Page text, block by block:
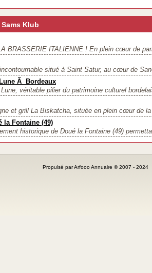
Klub
BRASSERIE ITALIENNE ! En plein cœur de
situé à Saint Satur, au cœur de
Ã Bordeaux
véritable pilier du patrimoine culturel
et grill La Biskatcha, située en plein cœur de
la Fontaine (49)
historique de Doué la Fontaine (49)
Propulsé par Arfooo Annuaire © 2007 -